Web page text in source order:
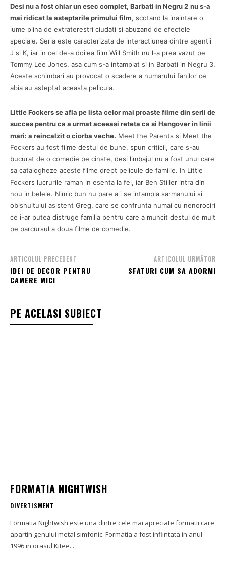
Desi nu a fost chiar un esec complet, Barbati in Negru 2 nu s-a
mai ridicat la asteptarile primului film, scotand la inaintare o
lume plina de extraterestri ciudati si abuzand de efectele
speciale. Seria este caracterizata de interactiunea dintre agentii
J si K, iar in cel de-a doilea film Will Smith nu l-a prea vazut pe
Tommy Lee Jones, asa cum s-a intamplat si in Barbati in Negru 3.
Aceste schimbari au provocat o scadere a numarului fanilor ce
abia au asteptat aceasta pelicula.
Little Fockers se afla pe lista celor mai proaste filme din serii de
succes pentru ca a urmat aceeasi reteta ca si Hangover in linii
mari: a reincalzit o ciorba veche. Meet the Parents si Meet the
Fockers au fost filme destul de bune, spun criticii, care s-au
bucurat de o comedie pe cinste, desi limbajul nu a fost unul care
sa catalogheze aceste filme drept pelicule de familie. In Little
Fockers lucrurile raman in esenta la fel, iar Ben Stiller intra din
nou in belele. Nimic bun nu pare a i se intampla sarmanului si
obisnuitului asistent Greg, care se confrunta numai cu nenorociri
ce i-ar putea distruge familia pentru care a muncit destul de mult
pe parcursul a doua filme de comedie.
ARTICOLUL PRECEDENT
IDEI DE DECOR PENTRU
CAMERE MICI
ARTICOLUL URMĂTOR
SFATURI CUM SA ADORMI
PE ACELASI SUBIECT
FORMATIA NIGHTWISH
DIVERTISMENT
Formatia Nightwish este una dintre cele mai apreciate formatii care
apartin genului metal simfonic. Formatia a fost infiintata in anul
1996 in orasul Kitee...